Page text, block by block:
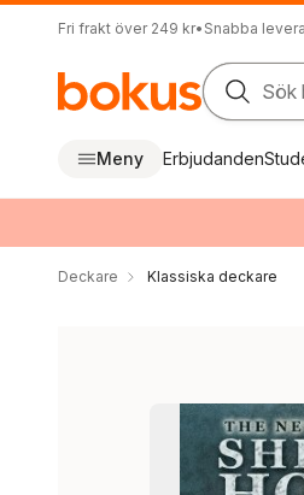
Fri frakt över 249 kr• Snabba
Sök
Meny Erbjudanden
Deckare Klassiska deckare